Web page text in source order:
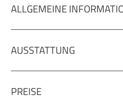
ALLGEMEINE
AUSSTATTUNG
PREISE